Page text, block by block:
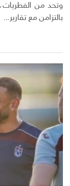
وتحد من
بالتزامن مع تقارير...